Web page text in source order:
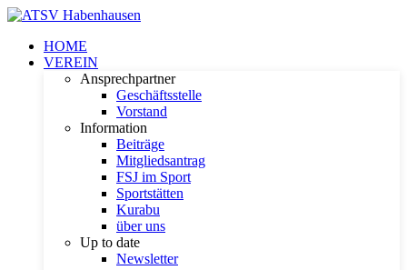
HOME
VEREIN
Ansprechpartner
Geschäftsstelle
Vorstand
Information
Beiträge
Mitgliedsantrag
FSJ im Sport
Sportstätten
Kurabu
über uns
Up to date
Newsletter